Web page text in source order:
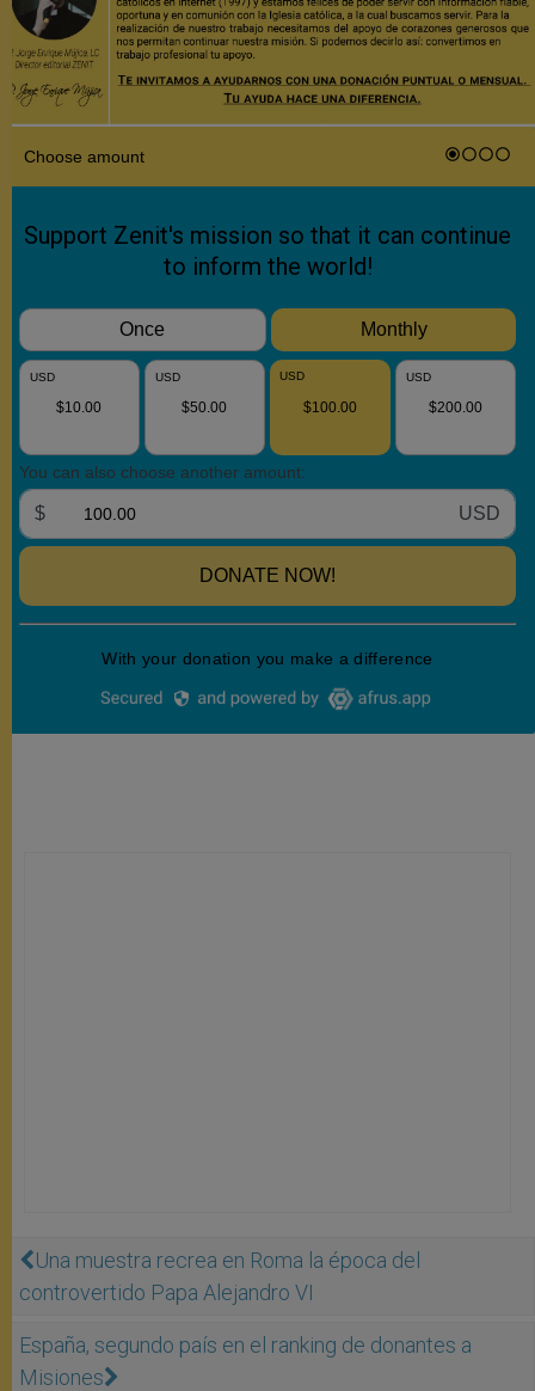
Una muestra recrea en Roma la época del
controvertido Papa Alejandro VI
España, segundo país en el ranking de donantes a
Misiones